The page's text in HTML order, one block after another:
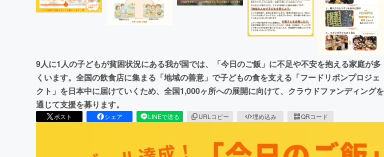
9人に1人の子どもが貧困状況にある我が国では、「今日のご飯」に不足や不安を抱える家庭が多
くいます。全国の飲食店に集まる「地域の善意」で子どもの食を支える「フードリボンプロジェ
クト」を日本中に届けていくため、全国1,000ヶ所への展開に向けて、クラウドファンディングを
通じて支援を募ります。
ポスト シェア LINEで送る URLコピー 埋め込み QRコード